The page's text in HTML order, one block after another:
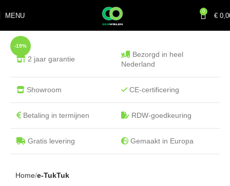
MENU
0
€
-19%
2 jaar garantie
Bezorgd in heel
Nederland
Showroom CE-certificering
Betaling in termijnen RDW-goedkeuring
Gratis levering Gemaakt in Europa
Home e-TukTuk